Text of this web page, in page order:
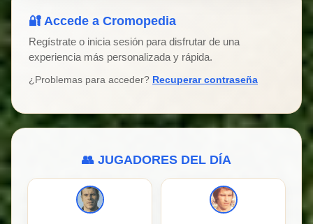
🔐 Accede a Cromopedia
Regístrate o inicia sesión para disfrutar de una
experiencia más personalizada y rápida.
¿Problemas para acceder? Recuperar contraseña
👥 JUGADORES DEL DÍA